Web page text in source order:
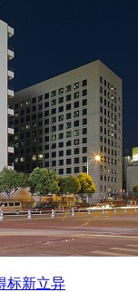
标新立异